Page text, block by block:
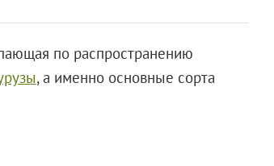
по распространению
, а именно основные сорта